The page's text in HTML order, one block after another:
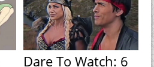
Dare To Watch: 6